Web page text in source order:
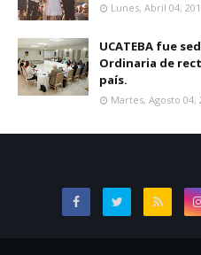
Lunes, Abril 04,
UCATEBA fue
Ordinaria de
país.
Martes, Agosto 04,